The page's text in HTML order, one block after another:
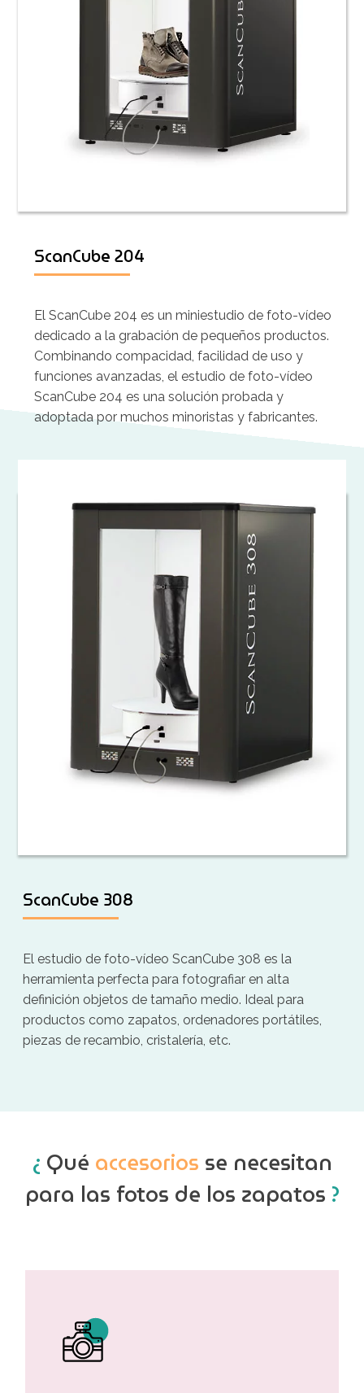
ScanCube 204
El ScanCube 204 es un miniestudio de foto-vídeo
dedicado a la grabación de pequeños productos.
Combinando compacidad, facilidad de uso y
funciones avanzadas, el estudio de foto-vídeo
ScanCube 204 es una solución probada y
adoptada por muchos minoristas y fabricantes.
ScanCube 308
El estudio de foto-vídeo ScanCube 308 es la
herramienta perfecta para fotografiar en alta
definición objetos de tamaño medio. Ideal para
productos como zapatos, ordenadores portátiles,
piezas de recambio, cristalería, etc.
¿ Qué accesorios se necesitan
para las fotos de los zapatos ?